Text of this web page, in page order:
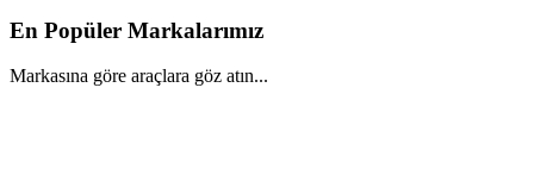
En Popüler Markalarımız
Markasına göre araçlara göz atın...